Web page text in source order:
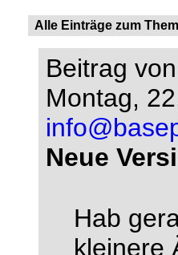
Alle Einträge zum
Beitrag von
Montag,
Neue
Hab
kleinere